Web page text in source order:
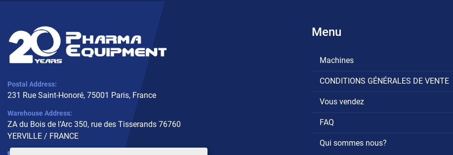
Postal Address:
231 Rue Saint-Honoré, 75001 Paris, France
Warehouse Address:
ZA du Bois de l’Arc 350, rue des Tisserands 76760
YERVILLE / FRANCE
Menu
Machines
CONDITIONS GÉNÉRALES DE VENTE
Vous vendez
FAQ
Qui sommes nous?